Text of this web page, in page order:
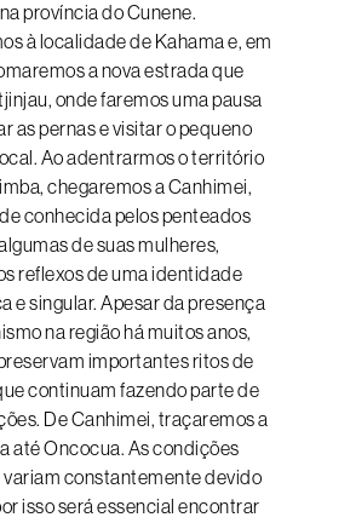
província do Cunene.
à localidade de Kahama e, em
a nova estrada que
onde faremos uma pausa
as pernas e visitar o pequeno
Ao adentrarmos o território
chegaremos a Canhimei,
conhecida pelos penteados
de suas mulheres,
reflexos de uma identidade
e singular. Apesar da presença
na região há muitos anos,
importantes ritos de
continuam fazendo parte de
De Canhimei, traçaremos a
até Oncocua. As condições
variam constantemente devido
isso será essencial encontrar